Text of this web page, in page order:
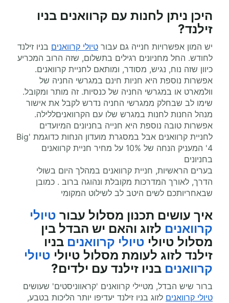
היכן ניתן לחנות עם קרוואנים בניו
זילנד?
יש המון אפשרויות חנייה גם עבור טיולי קרוואנים בניו זילנד
לחודש. החל מחניונים רגילים בתשלום, שזה הרוב המכריע
כיוון שזה נוח, נגיש, מסודר, ומותאם לחניית קרוואנים.
אפשרות נוספת היא חניות חינם במגרשי החניה של
וולמארט או במגרשי החניה של כנסיות. זה מותר ומקובל.
שימו לב שבחלק ממגרשי החניה נדרש לקבל את אישור
מנהל החנות לחנות במגרש שלו עם הקרוואניםללילה.
אפשרות טובה נוספת היא חנייה בחניונים המיועדים
לחניית קרוואנים אבל במסגרת מועדון הנחות כדוגמת 'Big
4' המעניק הנחה של 10% על מחיר חניית קרוואנים
בחניונים
בערים הראשיות, חניית קרוואנים במהלך היום בשולי
הדרך, לאורך המדרכות מקובלת ונהוגה ברוב . כמובן
שבאחריותכם לשים היטב לב לשילוט המקומי
איך עושים תכנון מסלול עבור טיולי
קרוואנים לזוג והאם יש הבדל בין
מסלול טיולי טיולי קרוואנים בניו
זילנד לזוג לעומת מסלול טיולי טיולי
קרוואנים בניו זילנד עם ילדים?
ברור שיש הבדל, מטיילי קרוואנים 'קראווניסטים' שעושים
טיולי קרוואנים לזוג בניו זילנד יעדיפו יותר הליכות בטבע,